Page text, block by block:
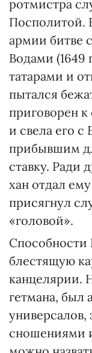
ротмистра
Посполитой.
армии битве
Водами (1649
татарами и
пытался
приговорен
и свела его
прибывшим
ставку. Ради
хан отдал
присягнул
«головой».
Способности
блестящую
канцелярии.
гетмана, был
сношениями